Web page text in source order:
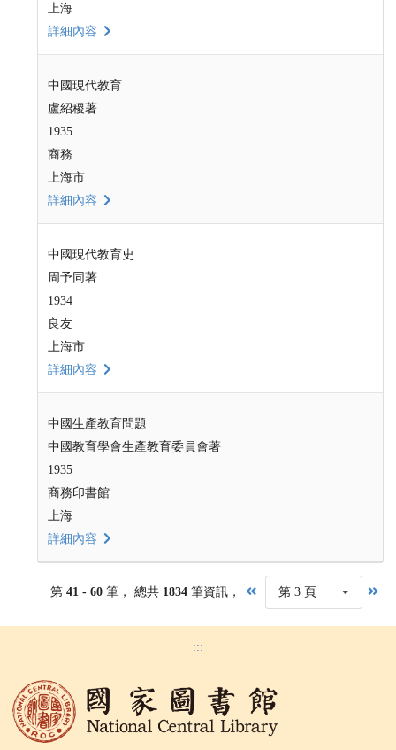
上海
詳細內容
中國現代教育
盧紹稷著
1935
商務
上海市
詳細內容
中國現代教育史
周予同著
1934
良友
上海市
詳細內容
中國生產教育問題
中國教育學會生產教育委員會著
1935
商務印書館
上海
詳細內容
第 41 - 60 筆， 總共 1834筆資訊， 第 3 頁
:::